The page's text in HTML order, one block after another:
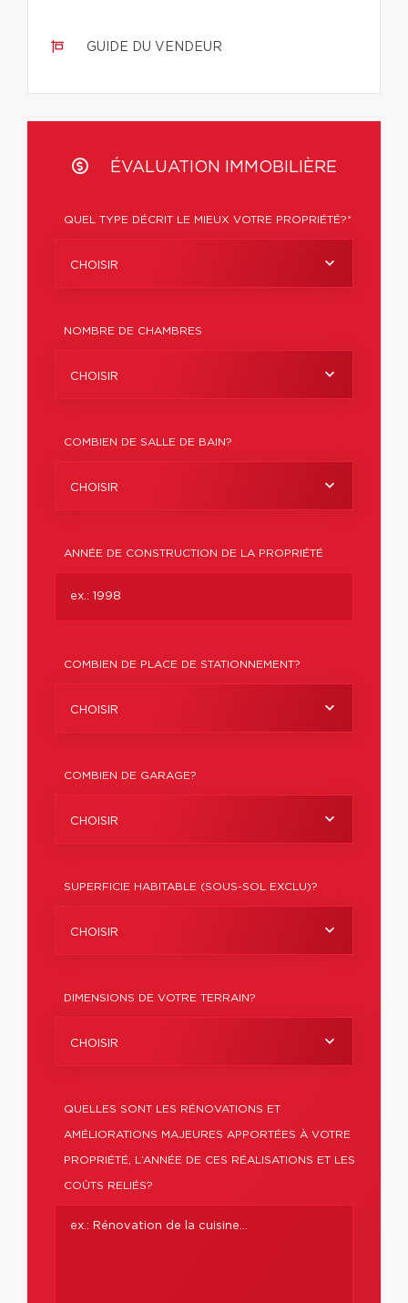
GUIDE DU VENDEUR
ÉVALUATION IMMOBILIÈRE
QUEL TYPE DÉCRIT LE MIEUX VOTRE PROPRIÉTÉ?*
CHOISIR
NOMBRE DE CHAMBRES
CHOISIR
COMBIEN DE SALLE DE BAIN?
CHOISIR
ANNÉE DE CONSTRUCTION DE LA PROPRIÉTÉ
COMBIEN DE PLACE DE STATIONNEMENT?
CHOISIR
COMBIEN DE GARAGE?
CHOISIR
SUPERFICIE HABITABLE (SOUS-SOL EXCLU)?
CHOISIR
DIMENSIONS DE VOTRE TERRAIN?
CHOISIR
QUELLES SONT LES RÉNOVATIONS ET
AMÉLIORATIONS MAJEURES APPORTÉES À VOTRE
PROPRIÉTÉ, L’ANNÉE DE CES RÉALISATIONS ET LES
COÛTS RELIÉS?